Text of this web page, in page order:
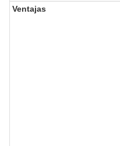
Ventajas